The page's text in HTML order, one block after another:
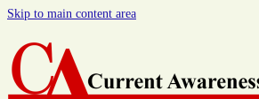
Skip to main content area